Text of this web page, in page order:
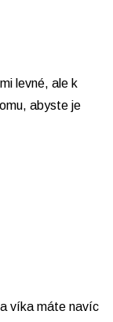
levné, ale k
abyste je
víka máte navíc